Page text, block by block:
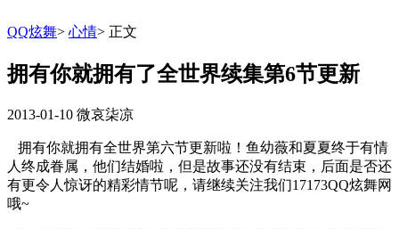
QQ炫舞> 心情> 正文
拥有你就拥有了全世界续集第6节更新
2013-01-10 微哀柒凉
拥有你就拥有全世界第六节更新啦！鱼幼薇和夏夏终于有情
人终成眷属，他们结婚啦，但是故事还没有结束，后面是否还
有更令人惊讶的精彩情节呢，请继续关注我们17173QQ炫舞网
哦~